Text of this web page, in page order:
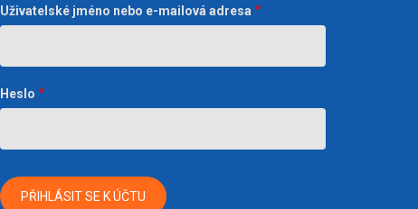
Uživatelské jméno nebo e-mailová adresa
Heslo